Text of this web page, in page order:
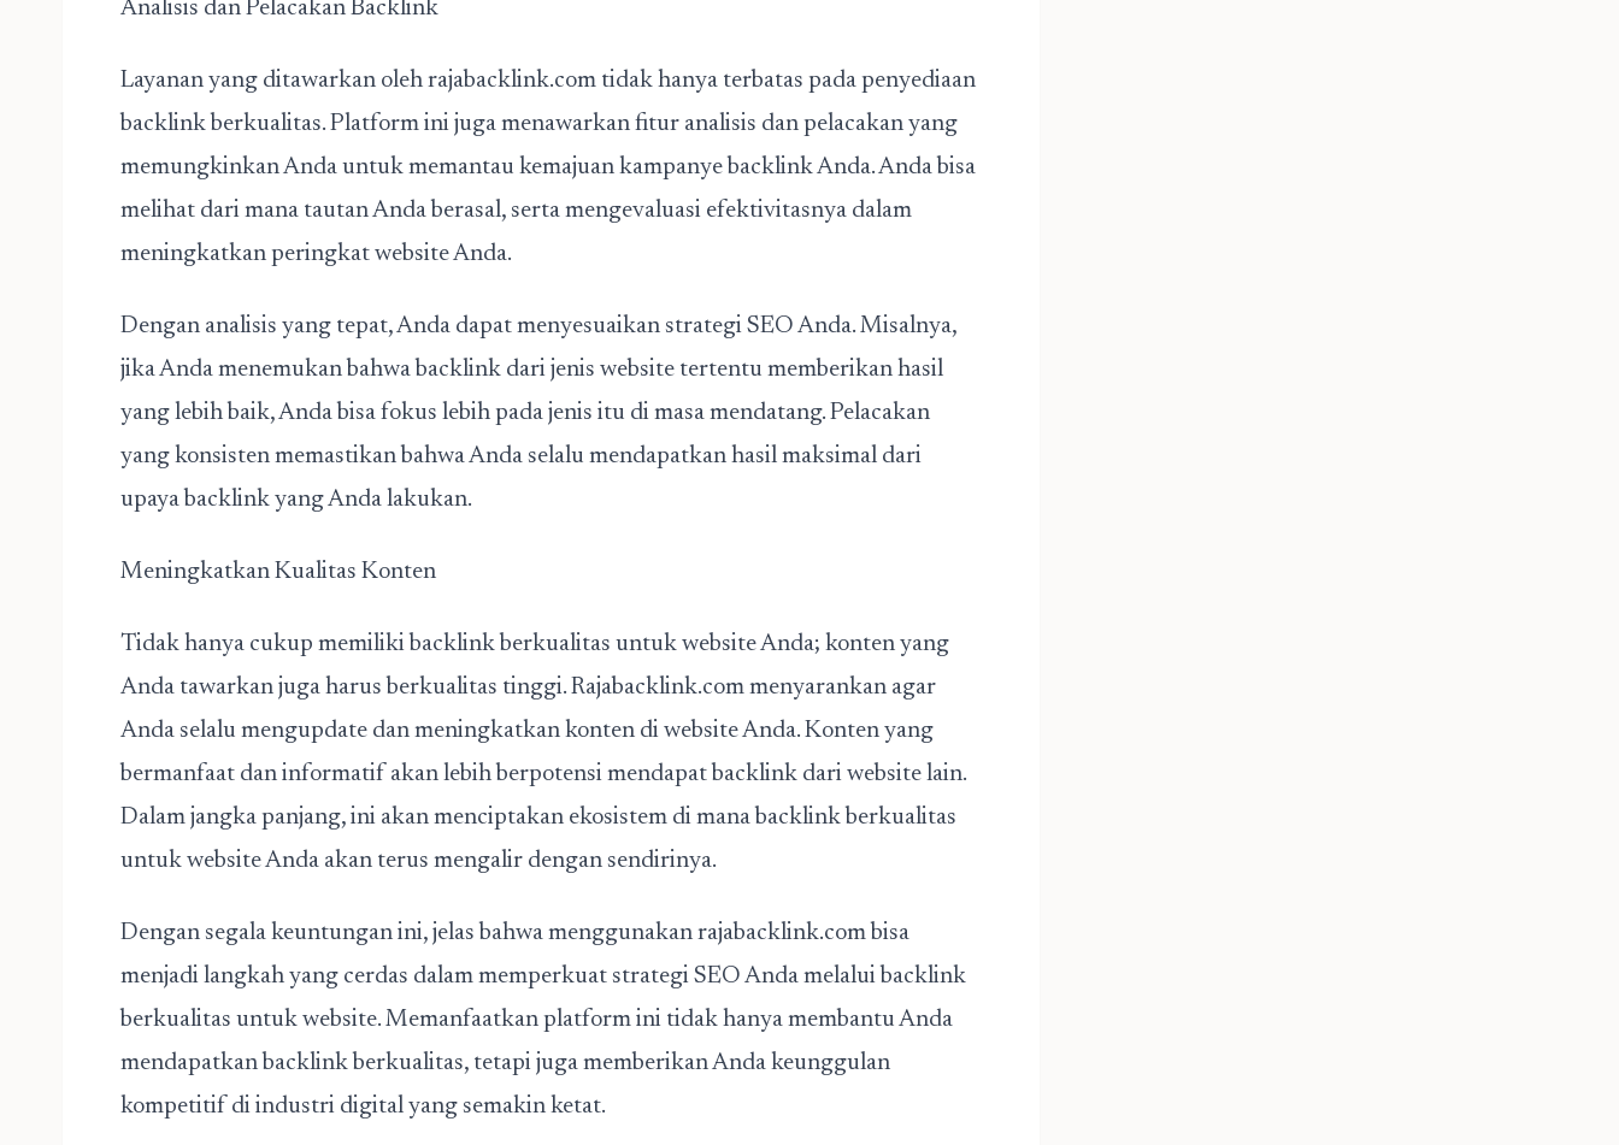
Analisis dan Pelacakan Backlink
Layanan yang ditawarkan oleh rajabacklink.com tidak hanya terbatas pada penyediaan
backlink berkualitas. Platform ini juga menawarkan fitur analisis dan pelacakan yang
memungkinkan Anda untuk memantau kemajuan kampanye backlink Anda. Anda bisa
melihat dari mana tautan Anda berasal, serta mengevaluasi efektivitasnya dalam
meningkatkan peringkat website Anda.
Dengan analisis yang tepat, Anda dapat menyesuaikan strategi SEO Anda. Misalnya,
jika Anda menemukan bahwa backlink dari jenis website tertentu memberikan hasil
yang lebih baik, Anda bisa fokus lebih pada jenis itu di masa mendatang. Pelacakan
yang konsisten memastikan bahwa Anda selalu mendapatkan hasil maksimal dari
upaya backlink yang Anda lakukan.
Meningkatkan Kualitas Konten
Tidak hanya cukup memiliki backlink berkualitas untuk website Anda; konten yang
Anda tawarkan juga harus berkualitas tinggi. Rajabacklink.com menyarankan agar
Anda selalu mengupdate dan meningkatkan konten di website Anda. Konten yang
bermanfaat dan informatif akan lebih berpotensi mendapat backlink dari website lain.
Dalam jangka panjang, ini akan menciptakan ekosistem di mana backlink berkualitas
untuk website Anda akan terus mengalir dengan sendirinya.
Dengan segala keuntungan ini, jelas bahwa menggunakan rajabacklink.com bisa
menjadi langkah yang cerdas dalam memperkuat strategi SEO Anda melalui backlink
berkualitas untuk website. Memanfaatkan platform ini tidak hanya membantu Anda
mendapatkan backlink berkualitas, tetapi juga memberikan Anda keunggulan
kompetitif di industri digital yang semakin ketat.